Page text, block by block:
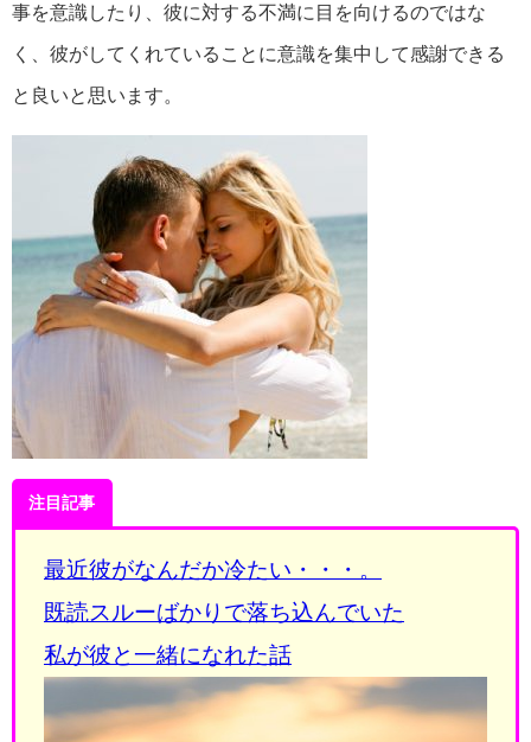
事を意識したり、彼に対する不満に目を向けるのではな
く、彼がしてくれていることに意識を集中して感謝できる
と良いと思います。
注目記事
最近彼がなんだか冷たい・・・。
既読スルーばかりで落ち込んでいた
私が彼と一緒になれた話